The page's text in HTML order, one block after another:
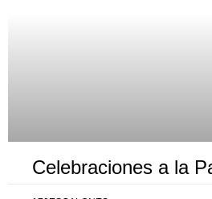
Celebraciones a la